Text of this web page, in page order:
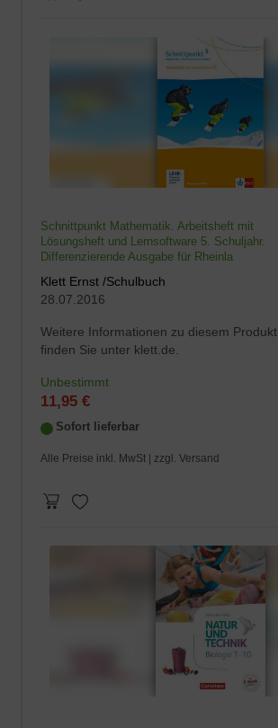
Schnittpunkt Mathematik. Arbeitsheft mit
Lösungsheft und Lernsoftware 5. Schuljahr.
Differenzierende Ausgabe für Rheinla
Klett Ernst /Schulbuch
28.07.2016
Weitere Informationen zu diesem Produkt
finden Sie unter klett.de.
Unbestimmt
11,95 €
Sofort lieferbar
Alle Preise inkl. MwSt | zzgl. Versand